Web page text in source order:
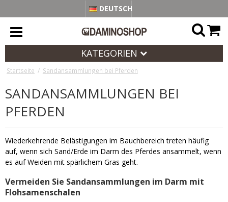
DEUTSCH
KATEGORIEN
Startseite / Sandansammlungen bei Pferden
SANDANSAMMLUNGEN BEI
PFERDEN
Wiederkehrende Belästigungen im Bauchbereich treten häufig
auf, wenn sich Sand/Erde im Darm des Pferdes ansammelt, wenn
es auf Weiden mit spärlichem Gras geht.
Vermeiden Sie Sandansammlungen im Darm mit
Flohsamenschalen